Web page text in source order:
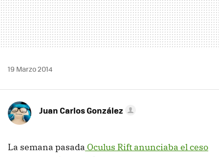
19 Marzo 2014
Juan Carlos González
La semana pasada Oculus Rift anunciaba el ceso